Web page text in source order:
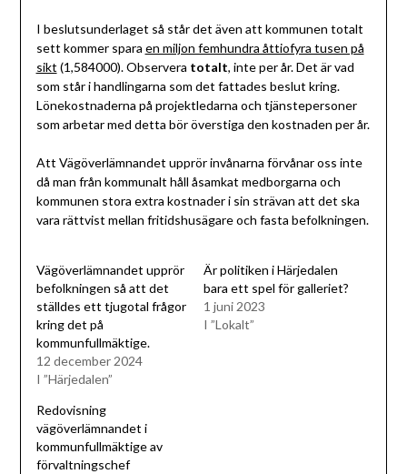
I beslutsunderlaget så står det även att kommunen totalt
sett kommer spara en miljon femhundra åttiofyra tusen på
sikt (1,584000). Observera totalt, inte per år. Det är vad
som står i handlingarna som det fattades beslut kring.
Lönekostnaderna på projektledarna och tjänstepersoner
som arbetar med detta bör överstiga den kostnaden per år.
Att Vägöverlämnandet upprör invånarna förvånar oss inte
då man från kommunalt håll åsamkat medborgarna och
kommunen stora extra kostnader i sin strävan att det ska
vara rättvist mellan fritidshusägare och fasta befolkningen.
Vägöverlämnandet upprör
befolkningen så att det
ställdes ett tjugotal frågor
kring det på
kommunfullmäktige.
12 december 2024
I ”Härjedalen”
Är politiken i Härjedalen
bara ett spel för galleriet?
1 juni 2023
I ”Lokalt”
Redovisning
vägöverlämnandet i
kommunfullmäktige av
förvaltningschef